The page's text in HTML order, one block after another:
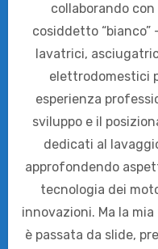
collaborando
cosiddetto “bianco”
lavatrici,
elettrodomestici
esperienza
sviluppo e il
dedicati al
approfondendo
tecnologia dei
innovazioni. Ma la
è passata da slide,